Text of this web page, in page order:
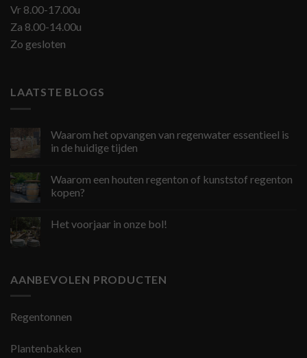
Vr 8.00-17.00u
Za 8.00-14.00u
Zo gesloten
LAATSTE BLOGS
Waarom het opvangen van regenwater essentieel is
in de huidige tijden
Waarom een houten regenton of kunststof regenton
kopen?
Het voorjaar in onze bol!
AANBEVOLEN PRODUCTEN
Regentonnen
Plantenbakken